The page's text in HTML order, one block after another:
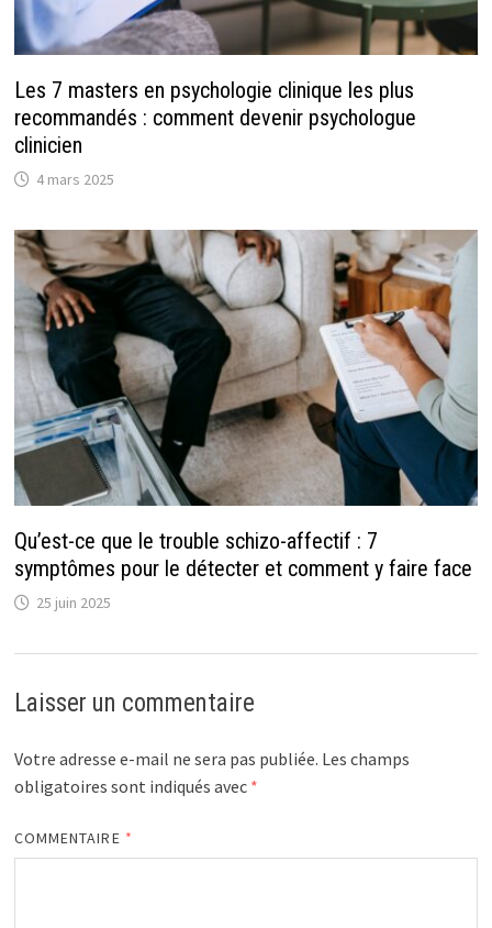
Les 7 masters en psychologie clinique les plus
recommandés : comment devenir psychologue
clinicien
4 mars 2025
Qu’est-ce que le trouble schizo-affectif : 7
symptômes pour le détecter et comment y faire face
25 juin 2025
Laisser un commentaire
Votre adresse e-mail ne sera pas publiée. Les champs
obligatoires sont indiqués avec *
COMMENTAIRE *